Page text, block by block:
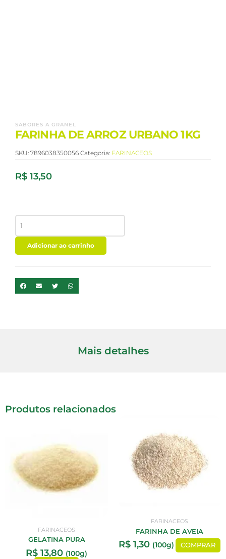
SABORES A GRANEL
FARINHA DE ARROZ URBANO 1KG
SKU: 7896038350056 Categoria: FARINACEOS
R$ 13,50
DE
ARROZ
URBANO
1KG
Adicionar ao carrinho
Mais detalhes
Produtos relacionados
FARINACEOS
GELATINA PURA
R$ 13,80 (100g)
FARINACEOS
FARINHA DE AVEIA
R$ 1,30 (100g) COMPRAR